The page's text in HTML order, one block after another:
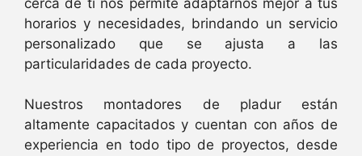
horarios y necesidades, brindando un servicio
personalizado que se ajusta a las
particularidades de cada proyecto.
Nuestros montadores de pladur están
altamente capacitados y cuentan con años de
experiencia en todo tipo de proyectos, desde